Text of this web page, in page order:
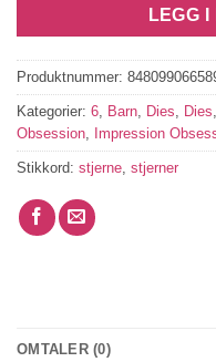
LEGG
Produktnummer:
Kategorier: 6 Barn Dies Dies
Obsession
Impression
Stikkord: stjerne stjerner
OMTALER (0)